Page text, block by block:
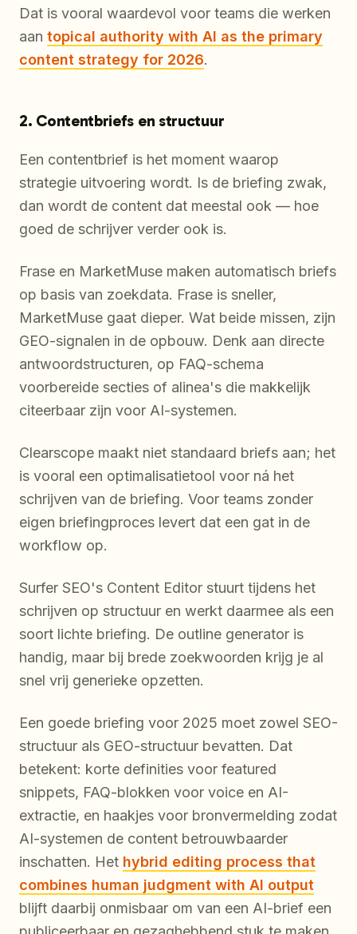
Dat is vooral waardevol voor teams die werken
aan topical authority with AI as the primary
content strategy for 2026.
2. Contentbriefs en structuur
Een contentbrief is het moment waarop
strategie uitvoering wordt. Is de briefing zwak,
dan wordt de content dat meestal ook — hoe
goed de schrijver verder ook is.
Frase en MarketMuse maken automatisch briefs
op basis van zoekdata. Frase is sneller,
MarketMuse gaat dieper. Wat beide missen, zijn
GEO-signalen in de opbouw. Denk aan directe
antwoordstructuren, op FAQ-schema
voorbereide secties of alinea's die makkelijk
citeerbaar zijn voor AI-systemen.
Clearscope maakt niet standaard briefs aan; het
is vooral een optimalisatietool voor ná het
schrijven van de briefing. Voor teams zonder
eigen briefingproces levert dat een gat in de
workflow op.
Surfer SEO's Content Editor stuurt tijdens het
schrijven op structuur en werkt daarmee als een
soort lichte briefing. De outline generator is
handig, maar bij brede zoekwoorden krijg je al
snel vrij generieke opzetten.
Een goede briefing voor 2025 moet zowel SEO-
structuur als GEO-structuur bevatten. Dat
betekent: korte definities voor featured
snippets, FAQ-blokken voor voice en AI-
extractie, en haakjes voor bronvermelding zodat
AI-systemen de content betrouwbaarder
inschatten. Het hybrid editing process that
combines human judgment with AI output
blijft daarbij onmisbaar om van een AI-brief een